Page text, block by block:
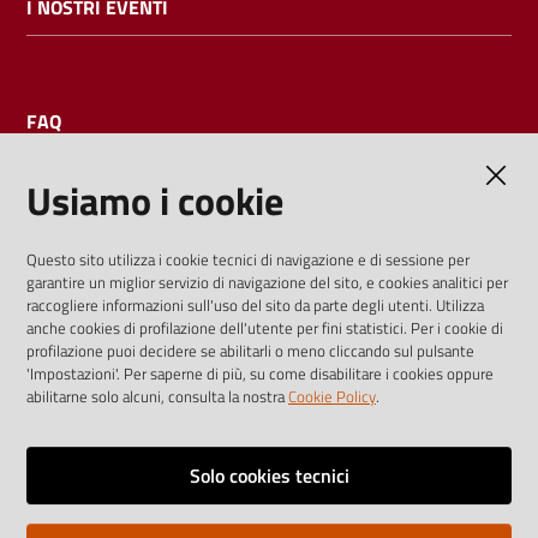
I NOSTRI EVENTI
FAQ
I dati personali pubblicati sono riutilizzabili solo alle condizioni
previste dalla direttiva comunitaria 2003/98/CE e dal d.lgs.
36/2006
Vai alla pagina
Note legali
Usiamo i cookie
Questo sito utilizza i cookie tecnici di navigazione e di sessione per
garantire un miglior servizio di navigazione del sito, e cookies analitici per
raccogliere informazioni sull'uso del sito da parte degli utenti. Utilizza
anche cookies di profilazione dell'utente per fini statistici. Per i cookie di
profilazione puoi decidere se abilitarli o meno cliccando sul pulsante
'Impostazioni'. Per saperne di più, su come disabilitare i cookies oppure
abilitarne solo alcuni, consulta la nostraCookie Policy.
Solo cookies tecnici